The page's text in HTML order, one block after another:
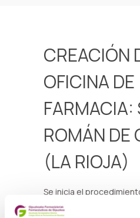
CREACIÓN
OFICINA DE
FARMACIA:
ROMÁN DE
(LA RIOJA)
Se inicia el
de una nueva oficina de
Román de Cameros (La